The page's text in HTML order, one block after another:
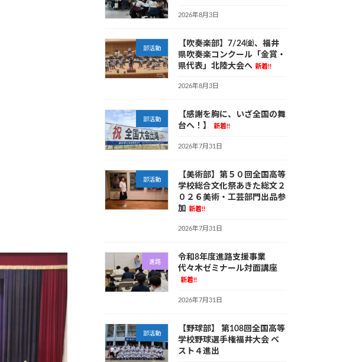
2026年8月3日
部活動
【吹奏楽部】7/24㈮、福井
県吹奏楽コンクール「金賞・
県代表」北陸大会へ 新着!!
2026年8月3日
部活動
【感謝を胸に、いざ全国の舞
台へ！】
新着!!
2026年7月31日
部活動
【美術部】第５０回全国高等
学校総合文化祭あきた総文２
０２６美術・工芸部門出品参
加
新着!!
2026年7月31日
進路
令和8年度進路支援事業
代々木ゼミナール対面講座
新着!!
2026年7月31日
部活動
【野球部】 第108回全国高等
学校野球選手権福井大会 ベ
スト４進出